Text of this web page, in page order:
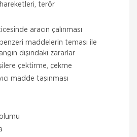
terör
aracın çalınması
maddelerin teması ile
dışındaki zararlar
çektirme, çekme
madde taşınması